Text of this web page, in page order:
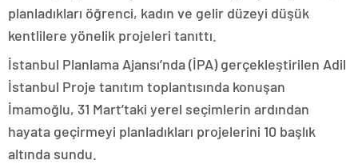
planladıkları öğrenci, kadın ve gelir düzeyi düşük
kentlilere yönelik projeleri tanıttı.
İstanbul Planlama Ajansı’nda (İPA) gerçekleştirilen Adil
İstanbul Proje tanıtım toplantısında konuşan
İmamoğlu, 31 Mart’taki yerel seçimlerin ardından
hayata geçirmeyi planladıkları projelerini 10 başlık
altında sundu.